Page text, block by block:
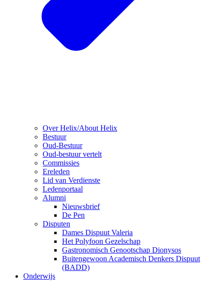
Over Helix/About Helix
Bestuur
Oud-Bestuur
Oud-bestuur vertelt
Commissies
Ereleden
Lid van Verdienste
Ledenportaal
Alumni
Nieuwsbrief
De Pen
Disputen
Dames Dispuut Valeria
Het Polyfoon Gezelschap
Gastronomisch Genootschap Dionysos
Buitengewoon Academisch Denkers Dispuut
(BADD)
Onderwijs